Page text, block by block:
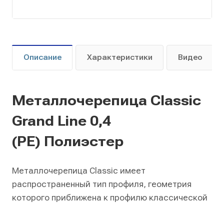
Описание Характеристики Видео
Металлочерепица Classic
Grand Line 0,4
(PE) Полиэстер
Металлочерепица Classic имеет
распространенный тип профиля, геометрия
которого приближена к профилю классической